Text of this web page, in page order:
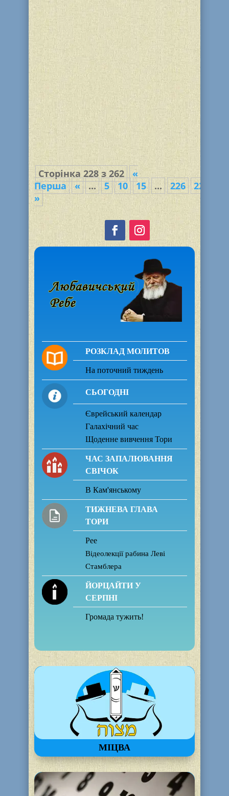
В клубе «Золотой Век» еврейской
общины г. Каменское состоялась, уже
ставшая традиционной,
интеллектуальная игра «Что? Где?
Когда?». В игре приняли участие две
команды: «Еврейские казаки»
(Александр Белоус – капитан, Натан
Ореховский, Леонид Кузин, Александр
Хейфец,...
Сторінка 228 з 262
«
Перша
« ... 5 10 15 ... 226 227
»
РОЗКЛАД МОЛИТОВ
На поточний тиждень
СЬОГОДНІ
Єврейський календар
Галахічний час
Щоденне вивчення Тори
ЧАС ЗАПАЛЮВАННЯ
СВІЧОК
В Кам'янському
ТИЖНЕВА ГЛАВА
ТОРИ
Рее
Відеолекції рабина Леві
Стамблера
ЙОРЦАЙТИ У
СЕРПНІ
Громада тужить!
МІЦВА